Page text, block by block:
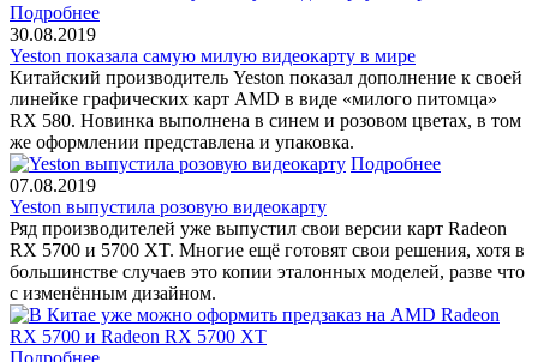
Подробнее
30.08.2019
Yeston показала самую милую видеокарту в мире
Китайский производитель Yeston показал дополнение к своей
линейке графических карт AMD в виде «милого питомца»
RX 580. Новинка выполнена в синем и розовом цветах, в том
же оформлении представлена и упаковка.
Подробнее
07.08.2019
Yeston выпустила розовую видеокарту
Ряд производителей уже выпустил свои версии карт Radeon
RX 5700 и 5700 XT. Многие ещё готовят свои решения, хотя в
большинстве случаев это копии эталонных моделей, разве что
с изменённым дизайном.
Подробнее